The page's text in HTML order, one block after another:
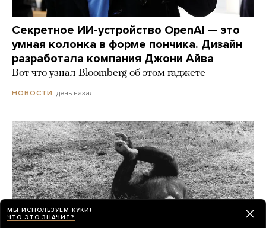
Секретное ИИ-устройство OpenAI — это
умная колонка в форме пончика. Дизайн
разработала компания Джони Айва
Вот что узнал Bloomberg об этом гаджете
НОВОСТИ день назад
МЫ ИСПОЛЬЗУЕМ КУКИ!
ЧТО ЭТО ЗНАЧИТ?